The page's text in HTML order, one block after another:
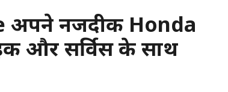
नजदीकी Honda
और सर्विस के साथ